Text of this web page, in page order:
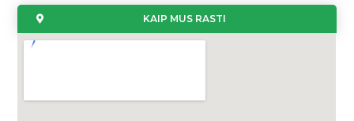
KAIP MUS RASTI